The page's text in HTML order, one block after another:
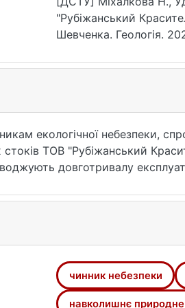
"Рубіжанський
Шевченка. Геологія.
екологічної небезпеки,
стоків ТОВ "Рубіжанський
довготривалу
аналіз наявної
екологічних ризиків
природних і техногенних
сценаріїв впливу з
небезпеки, відповідно до
зумовлений
чинник небезпеки
навколишнє